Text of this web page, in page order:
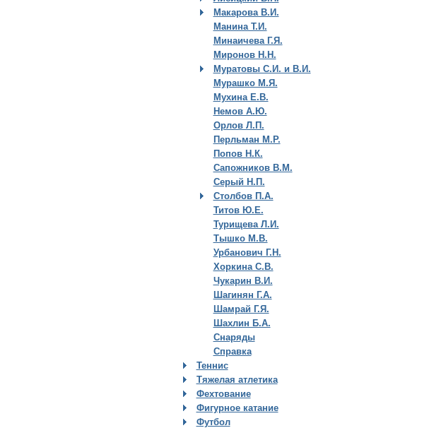
Макарова В.И.
Манина Т.И.
Минаичева Г.Я.
Миронов Н.Н.
Муратовы С.И. и В.И.
Мурашко М.Я.
Мухина Е.В.
Немов А.Ю.
Орлов Л.П.
Перльман М.Р.
Попов Н.К.
Сапожников В.М.
Серый Н.П.
Столбов П.А.
Титов Ю.Е.
Турищева Л.И.
Тышко М.В.
Урбанович Г.Н.
Хоркина С.В.
Чукарин В.И.
Шагинян Г.А.
Шамрай Г.Я.
Шахлин Б.А.
Снаряды
Справка
Теннис
Тяжелая атлетика
Фехтование
Фигурное катание
Футбол